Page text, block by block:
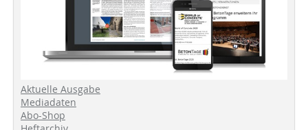
Aktuelle Ausgabe
Mediadaten
Abo-Shop